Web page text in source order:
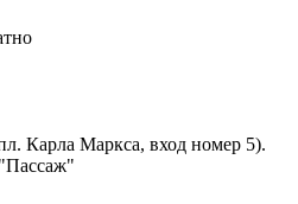
Карла Маркса, вход номер 5).